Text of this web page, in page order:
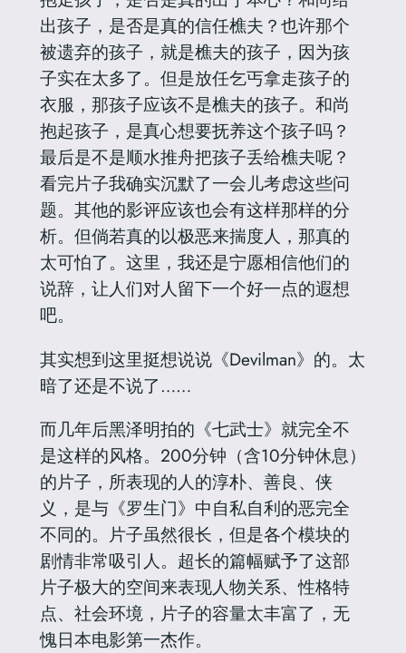
出孩子，是否是真的信任樵夫？也许那个
被遗弃的孩子，就是樵夫的孩子，因为孩
子实在太多了。但是放任乞丐拿走孩子的
衣服，那孩子应该不是樵夫的孩子。和尚
抱起孩子，是真心想要抚养这个孩子吗？
最后是不是顺水推舟把孩子丢给樵夫呢？
看完片子我确实沉默了一会儿考虑这些问
题。其他的影评应该也会有这样那样的分
析。但倘若真的以极恶来揣度人，那真的
太可怕了。这里，我还是宁愿相信他们的
说辞，让人们对人留下一个好一点的遐想
吧。
其实想到这里挺想说说《Devilman》的。太
暗了还是不说了……
而几年后黑泽明拍的《七武士》就完全不
是这样的风格。200分钟（含10分钟休息）
的片子，所表现的人的淳朴、善良、侠
义，是与《罗生门》中自私自利的恶完全
不同的。片子虽然很长，但是各个模块的
剧情非常吸引人。超长的篇幅赋予了这部
片子极大的空间来表现人物关系、性格特
点、社会环境，片子的容量太丰富了，无
愧日本电影第一杰作。